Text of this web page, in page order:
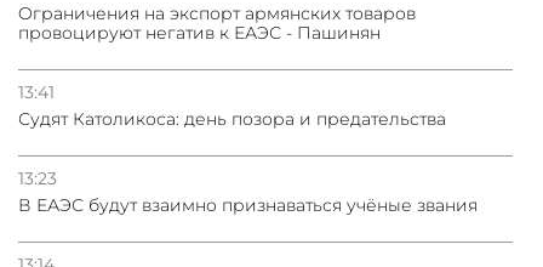
Oграничения на экспорт армянских товаров
провоцируют негатив к ЕАЭС - Пашинян
13:41
Судят Католикоса: день позора и предательства
13:23
В ЕАЭС будут взаимно признаваться учёные звания